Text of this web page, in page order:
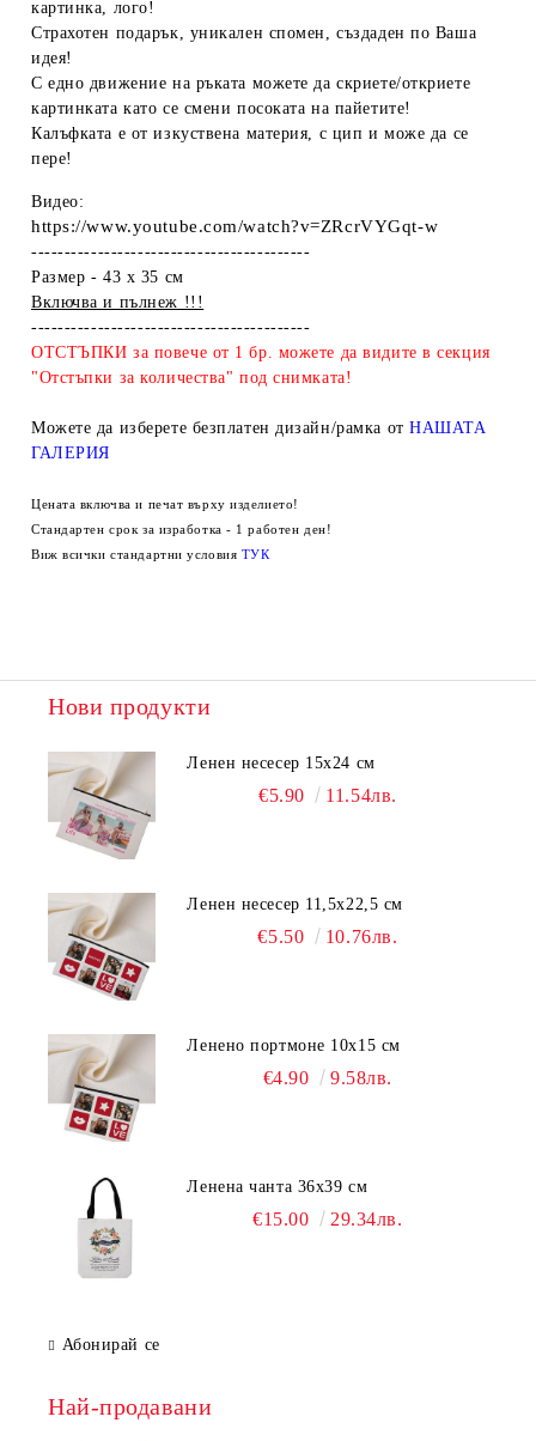
картинка, лого!
Страхотен подарък, уникален спомен, създаден по Ваша
идея!
С едно движение на ръката можете да скриете/откриете
картинката като се смени посоката на пайетите!
Калъфката е от изкуствена материя, с цип и може да се
пере!
Видео:
https://www.youtube.com/watch?v=ZRcrVYGqt-w
------------------------------------------
Размер - 43 х 35 см
Включва и пълнеж !!!
------------------------------------------
ОТСТЪПКИ за повече от 1 бр. можете да видите в секция
"Отстъпки за количества" под снимката!
Можете да изберете безплатен дизайн/рамка отНАШАТА
ГАЛЕРИЯ
Цената включва и печат върху изделието!
Стандартен срок за изработка - 1 работен ден!
Виж всички стандартни условия ТУК
Нови продукти
Ленен несесер 15х24 см
€5.90 11.54лв.
Ленен несесер 11,5х22,5 см
€5.50 10.76лв.
Ленено портмоне 10х15 см
€4.90 9.58лв.
Ленена чанта 36х39 см
€15.00 29.34лв.
Абонирай се
Най-продавани